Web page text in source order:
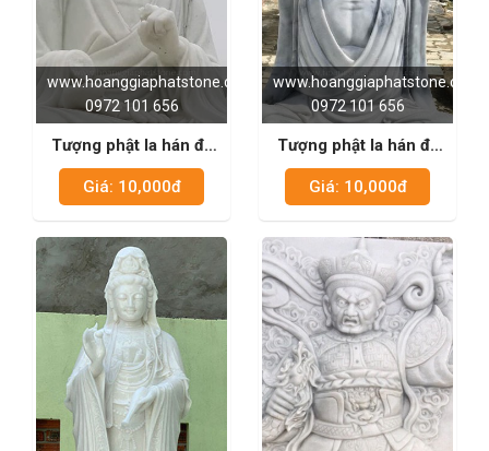
www.hoanggiaphatstone.com
0972 101 656
Tượng phật la hán đá
trắng sữa 04
Giá: 10,000đ
www.hoanggiaphatstone.com
0972 101 656
Tượng phật la hán đá
trắng sữa 03
Giá: 10,000đ